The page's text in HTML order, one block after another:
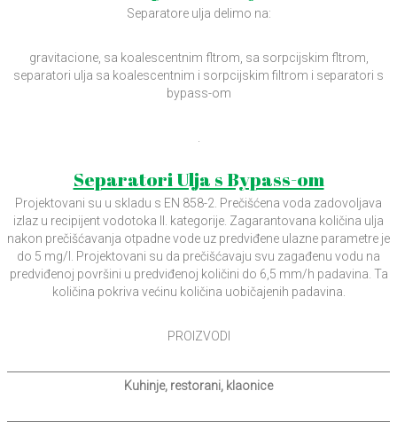
Separatore ulja delimo na:
gravitacione, sa koalescentnim fltrom, sa sorpcijskim fltrom,
separatori ulja sa koalescentnim i sorpcijskim filtrom i separatori s
bypass-om
Separatori Ulja s Bypass-om
Projektovani su u skladu s EN 858-2. Prečišćena voda zadovoljava
izlaz u recipijent vodotoka II. kategorije. Zagarantovana količina ulja
nakon prečišćavanja otpadne vode uz predviđene ulazne parametre je
do 5 mg/l. Projektovani su da prečišćavaju svu zagađenu vodu na
predviđenoj površini u predviđenoj količini do 6,5 mm/h padavina. Ta
količina pokriva većinu količina uobičajenih padavina.
PROIZVODI
Kuhinje, restorani, klaonice